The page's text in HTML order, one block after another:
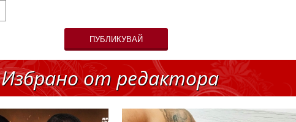
ПУБЛИКУВАЙ
Избрано от редактора